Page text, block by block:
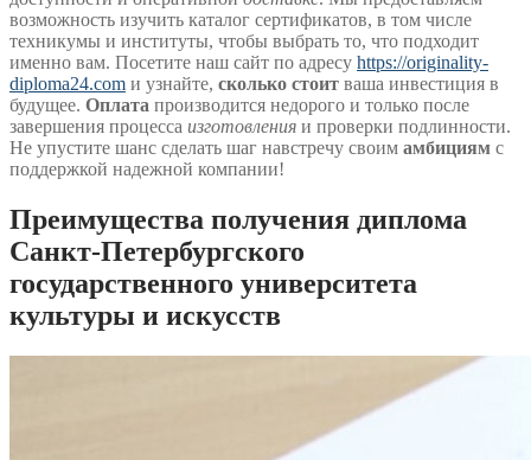
возможность изучить каталог сертификатов, в том числе
техникумы и институты, чтобы выбрать то, что подходит
именно вам. Посетите наш сайт по адресу https://originality-
diploma24.com и узнайте, сколько стоит ваша инвестиция в
будущее. Оплата производится недорого и только после
завершения процесса изготовления и проверки подлинности.
Не упустите шанс сделать шаг навстречу своим амбициям с
поддержкой надежной компании!
Преимущества получения диплома
Санкт-Петербургского
государственного университета
культуры и искусств